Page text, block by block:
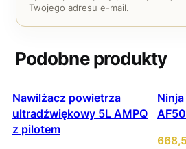
Twojego adresu e-mail.
Podobne produkty
Nawilżacz powietrza
ultradźwiękowy 5L AMPQ
z pilotem
668